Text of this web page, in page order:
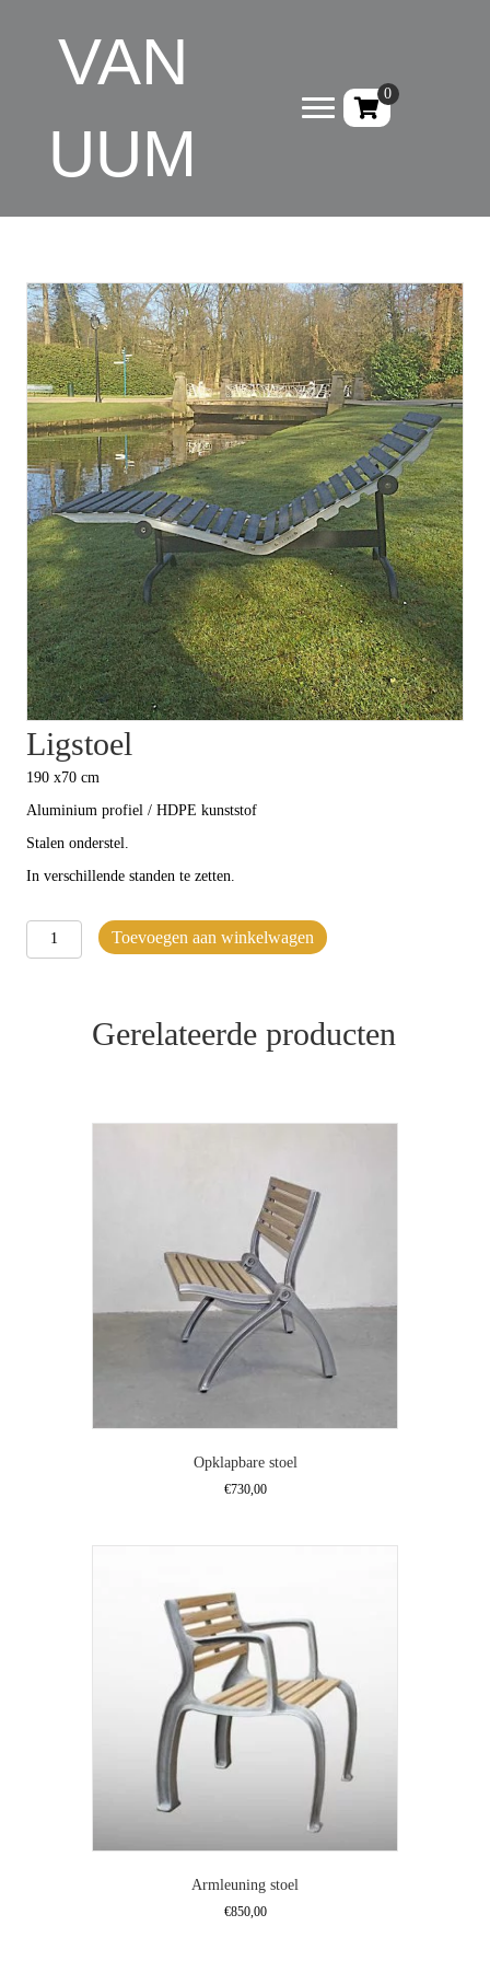
VAN
UUM
0
Ligstoel
190 x70 cm
Aluminium profiel / HDPE kunststof
Stalen onderstel.
In verschillende standen te zetten.
Ligstoel
Toevoegen aan winkelwagen
Gerelateerde producten
Opklapbare stoel
€730,00
Deze
optie
kan
gekozen
worden
productpagina
Armleuning stoel
€850,00